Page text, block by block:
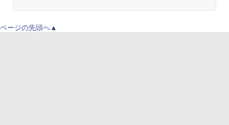
ページの先頭へ▲